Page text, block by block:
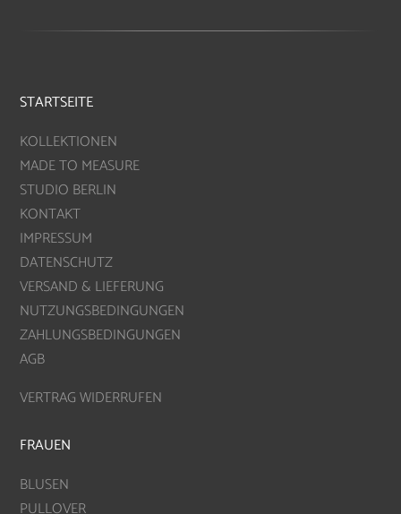
STARTSEITE
KOLLEKTIONEN
MADE TO MEASURE
STUDIO BERLIN
KONTAKT
IMPRESSUM
DATENSCHUTZ
VERSAND & LIEFERUNG
NUTZUNGSBEDINGUNGEN
ZAHLUNGSBEDINGUNGEN
AGB
VERTRAG WIDERRUFEN
FRAUEN
BLUSEN
PULLOVER